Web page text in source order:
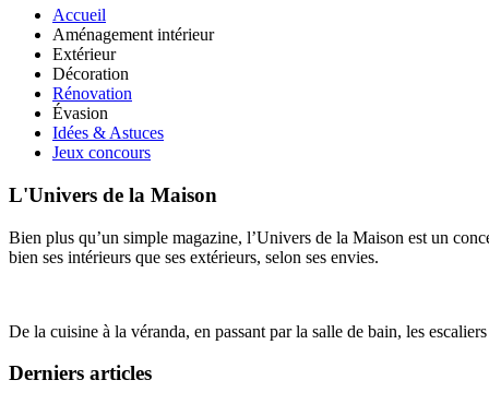
Accueil
Aménagement intérieur
Extérieur
Décoration
Rénovation
Évasion
Idées & Astuces
Jeux concours
L'Univers de la Maison
Bien plus qu’un simple magazine, l’Univers de la Maison est un
bien ses intérieurs que ses extérieurs, selon ses envies.
De la cuisine à la véranda, en passant par la salle de bain, les
Derniers articles